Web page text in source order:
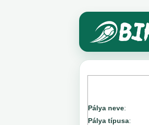
Pálya neve:
Pálya típusa: